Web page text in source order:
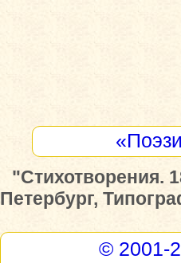
"Стихотворения.
Петербург,
© 2001-